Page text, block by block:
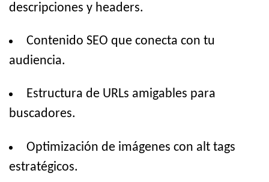
descripciones y headers.
Contenido SEO que conecta con tu
audiencia.
Estructura de URLs amigables para
buscadores.
Optimización de imágenes con alt tags
estratégicos.